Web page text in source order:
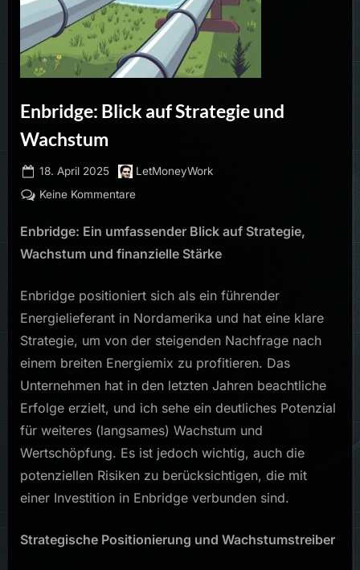
Enbridge: Blick auf Strategie und
Wachstum
Posted
on
18. April 2025 By
LetMoneyWork
Keine Kommentarezu
Blick
auf
Wachstum
Enbridge: Ein umfassender Blick auf Strategie,
Wachstum und finanzielle Stärke
Enbridge positioniert sich als ein führender
Energielieferant in Nordamerika und hat eine klare
Strategie, um von der steigenden Nachfrage nach
einem breiten Energiemix zu profitieren. Das
Unternehmen hat in den letzten Jahren beachtliche
Erfolge erzielt, und ich sehe ein deutliches Potenzial
für weiteres (langsames) Wachstum und
Wertschöpfung. Es ist jedoch wichtig, auch die
potenziellen Risiken zu berücksichtigen, die mit
einer Investition in Enbridge verbunden sind.
Strategische Positionierung und Wachstumstreiber